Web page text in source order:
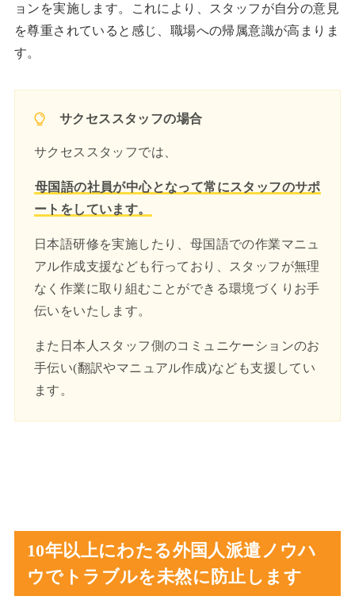
ョンを実施します。これにより、スタッフが自分の意見
を尊重されていると感じ、職場への帰属意識が高まりま
す。
サクセススタッフの場合
サクセススタッフでは、
母国語の社員が中心となって常にスタッフのサポ
ートをしています。
日本語研修を実施したり、母国語での作業マニュ
アル作成支援なども行っており、スタッフが無理
なく作業に取り組むことができる環境づくりお手
伝いをいたします。
また日本人スタッフ側のコミュニケーションのお
手伝い(翻訳やマニュアル作成)なども支援してい
ます。
10年以上にわたる外国人派遣ノウハ
ウでトラブルを未然に防止します